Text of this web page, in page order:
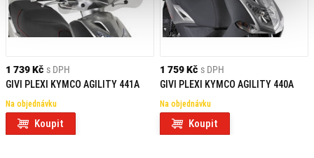
1 739 Kč s DPH
GIVI PLEXI KYMCO AGILITY 441A
Na objednávku
Koupit
1 759 Kč s DPH
GIVI PLEXI KYMCO AGILITY 440A
Na objednávku
Koupit